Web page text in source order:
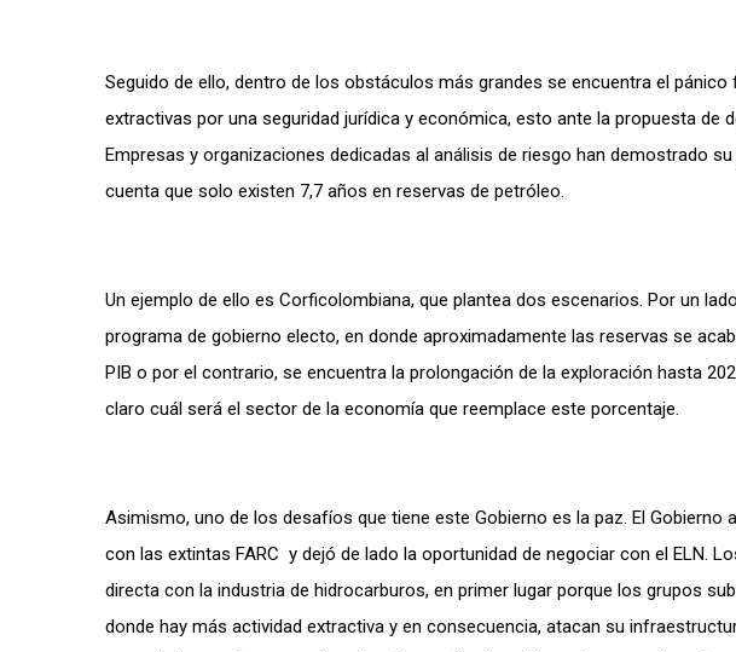
Seguido de ello, dentro de los obstáculos más grandes se encuentra el
extractivas por una seguridad jurídica y económica, esto ante la propuesta de
Empresas y organizaciones dedicadas al análisis de riesgo han demostrado
cuenta que solo existen 7,7 años en reservas de petróleo.
Un ejemplo de ello es Corficolombiana, que plantea dos escenarios. Por un
programa de gobierno electo, en donde aproximadamente las reservas se
PIB o por el contrario, se encuentra la prolongación de la exploración hasta
claro cuál será el sector de la economía que reemplace este porcentaje.
Asimismo, uno de los desafíos que tiene este Gobierno es la paz. El Gobierno
con las extintas FARC y dejó de lado la oportunidad de negociar con el ELN.
directa con la industria de hidrocarburos, en primer lugar porque los grupos
donde hay más actividad extractiva y en consecuencia, atacan su